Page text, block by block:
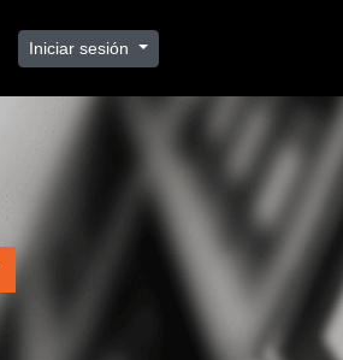
Iniciar sesión